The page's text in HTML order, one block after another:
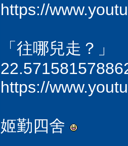
https://
「往哪兒走？」
https://
姬勤四舍